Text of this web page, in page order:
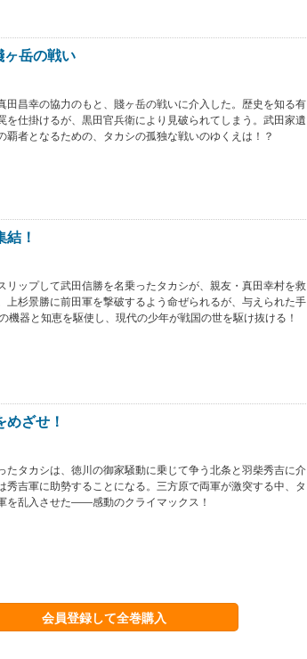
ヶ岳の戦い
田昌幸の協力のもと、賤ヶ岳の戦いに介入した。歴史を知る有
を仕掛けるが、黒田官兵衛により見破られてしまう。武田家遺
覇者となるための、タカシの孤独な戦いのゆくえは！？
結！
リップして武田信勝を名乗ったタカシが、親友・真田幸村を救
上杉景勝に前田軍を撃破するよう命ぜられるが、与えられた手
機器と知恵を駆使し、現代の少年が戦国の世を駆け抜ける！
めざせ！
たタカシは、徳川の御家騒動に乗じて争う北条と羽柴秀吉に介
秀吉軍に助勢することになる。三方原で両軍が激突する中、タ
を乱入させた――感動のクライマックス！
会員登録して全巻購入